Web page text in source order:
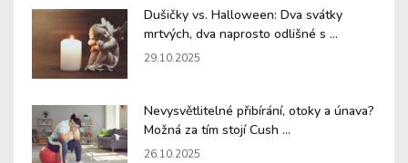
Dušičky vs. Halloween: Dva svátky
mrtvých, dva naprosto odlišné s ...
29.10.2025
Nevysvětlitelné přibírání, otoky a únava?
Možná za tím stojí Cush ...
26.10.2025